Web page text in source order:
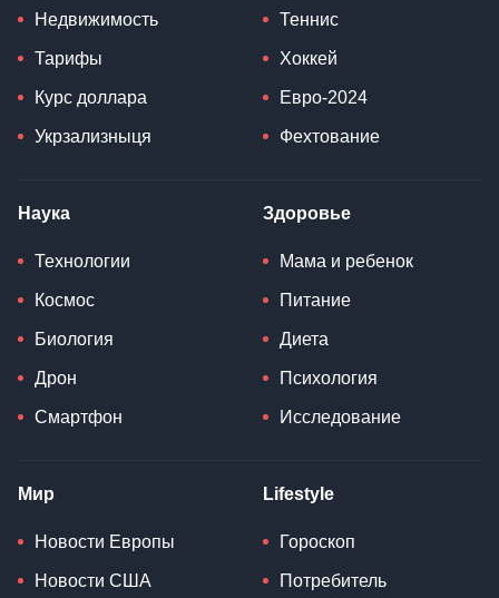
Недвижимость
Тарифы
Курс доллара
Укрзализныця
Теннис
Хоккей
Евро-2024
Фехтование
Наука
Технологии
Космос
Биология
Дрон
Смартфон
Здоровье
Мама и ребенок
Питание
Диета
Психология
Исследование
Мир
Новости Европы
Новости США
Lifestyle
Гороскоп
Потребитель